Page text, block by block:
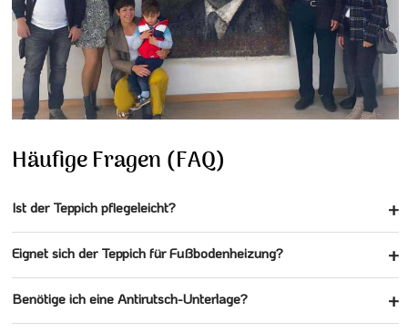
Häufige Fragen (FAQ)
Ist der Teppich pflegeleicht?
Eignet sich der Teppich für Fußbodenheizung?
Benötige ich eine Antirutsch-Unterlage?